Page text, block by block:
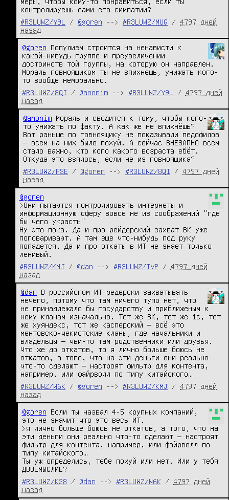
контролируешь сами его симпатии?
#R3LUWZ/Y9L
/ @goren --> #R3LUWZ/MUG / 4797 дней
назад
@goren Популизм строится на ненависти к
какой-нибудь группе и преувеличении
достоинств той группы, на которую он направлен.
Мораль говноящиком ты не впихнешь, унижать кого-
то вообще неморально.
#R3LUWZ/8QI
/ @anonim--> #R3LUWZ/Y9L / 4797 дней
назад
@anonim Мораль и сводится к тому, чтобы кого-
то унижать по факту. А как же не впихнёшь?
Вот раньше по говноящику не показывали педофилов
— всем на них было похуй. А сейчас ВНЕЗАПНО всем
стало важно, кто кого какого возраста ебёт.
Откуда это взялось, если не из говноящика?
#R3LUWZ/PSE
/ @goren --> #R3LUWZ/8QI / 4797 дней
назад
@goren
>Они пытаются контролировать интернеты и
информационную сферу вовсе не из соображений "где
бы чего украсть"
Ну это пока. Да и про рейдерский захват ВК уже
поговаривают. А там еще что-нибудь под руку
попадется. Да и про откаты в ИТ не знает только
ленивый.
#R3LUWZ/KMJ
/ @dan --> #R3LUWZ/TVP / 4797 дней
назад
@dan В российском ИТ редерски захватывать
нечего, потому что там ничего тупо нет, что
не принадлежало бы государству и приближеным к
нему кланам изначально. Тот же ВК, тот же 1с, тот
же хуяндекс, тот же касперский — всё это
ментовско-чекистские кланы, где начальники и
владельцы — чьи-то там родственники или друзья.
Что же до откатов, то я лично больше боюсь не
откатов, а того, что на эти деньги они реально
что-то сделают — настроят фильтр для контента,
например, или файрволл по типу китайского…
#R3LUWZ/W6K
/ @goren --> #R3LUWZ/KMJ / 4797 дней
назад
@goren Если ты назвал 4-5 крупных компаний,
это не значит что это весь ИТ.
>я лично больше боюсь не откатов, а того, что на
эти деньги они реально что-то сделают — настроят
фильтр для контента, например, или файрволл по
типу китайского…
Ты уж определись, тебе похуй или нет. Или у тебя
ДВОЕМЫСЛИЕ?
#R3LUWZ/K28
/ @dan --> #R3LUWZ/W6K / 4797 дней
назад